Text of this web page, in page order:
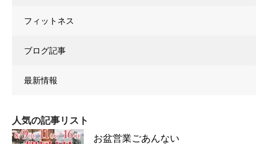
フィットネス
ブログ記事
最新情報
人気の記事リスト
お盆営業ごあんない